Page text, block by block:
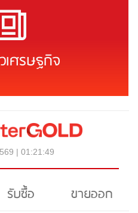
ศรษฐกิจ
| 01:21:49
รับซื้อ ขายออก